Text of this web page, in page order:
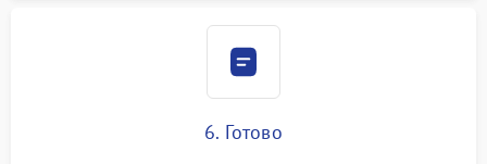
6. Готово